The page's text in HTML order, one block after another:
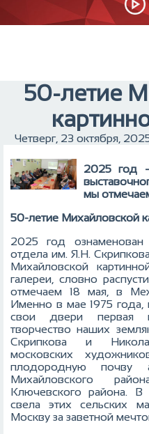
50-летие
Четверг, 23 октября,
2025 год
мы
50-летие Михайловской
2025 год ознаменован
отдела им. Я.Н.
Михайловской
галереи, словно
отмечаем 18 мая, в
Именно в мае 1975
свои двери первая
творчество наших
Скрипкова и
московских
плодородную почву
Михайловского
Ключевского района.
свела этих сельских
Москву за заветной